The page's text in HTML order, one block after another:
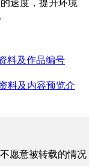
速度，提升环境
料及作品编号
料及内容预览介
愿意被转载的情况